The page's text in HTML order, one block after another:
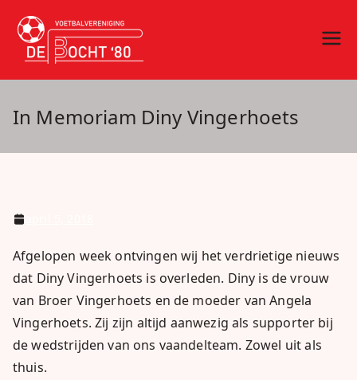
naar
inhoud
vv De Bocht
'80
In Memoriam Diny Vingerhoets
Afgelopen week ontvingen wij het verdrietige nieuws
dat Diny Vingerhoets is overleden. Diny is de vrouw
van Broer Vingerhoets en de moeder van Angela
Vingerhoets. Zij zijn altijd aanwezig als supporter bij
de wedstrijden van ons vaandelteam. Zowel uit als
thuis.